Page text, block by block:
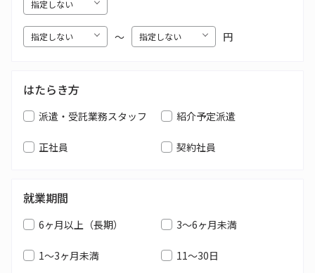
〜 円
はたらき方
派遣・受託業務スタッフ 紹介予定派遣
正社員 契約社員
就業期間
6ヶ月以上（長期） 3～6ヶ月未満
1～3ヶ月未満 11～30日